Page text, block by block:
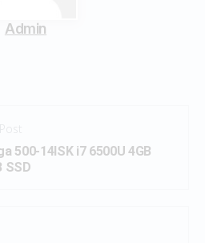
Admin
500-14ISK i7 6500U 4GB
SSD